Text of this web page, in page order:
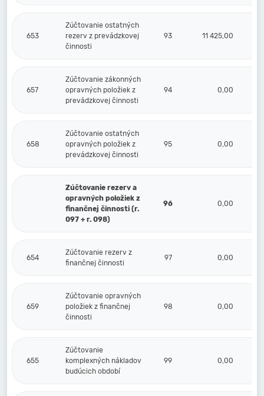
653
Zúčtovanie ostatných
rezerv z prevádzkovej
činnosti
93 11 425,00
657
Zúčtovanie zákonných
opravných položiek z
prevádzkovej činnosti
94 0,00
658
Zúčtovanie ostatných
opravných položiek z
prevádzkovej činnosti
95 0,00
Zúčtovanie rezerv a
opravných položiek z
finančnej činnosti (r.
097 + r. 098)
96 0,00
654
Zúčtovanie rezerv z
finančnej činnosti
97 0,00
659
Zúčtovanie opravných
položiek z finančnej
činnosti
98 0,00
655
Zúčtovanie
komplexných nákladov
budúcich období
99 0,00